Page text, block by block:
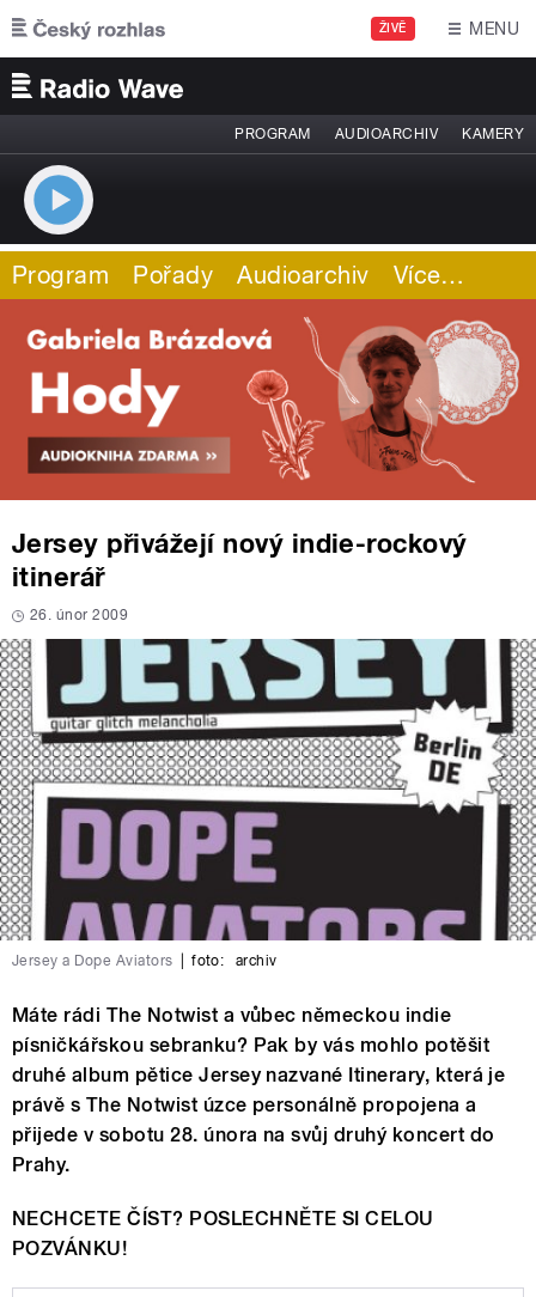
Přejít k hlavnímu obsahu
ŽIVĚ MENU
PROGRAM AUDIOARCHIV KAMERY
Program Pořady Audioarchiv Více…
Jersey přivážejí nový indie-rockový
itinerář
26. únor 2009
Jersey a Dope Aviators foto: archiv
Máte rádi The Notwist a vůbec německou indie
písničkářskou sebranku? Pak by vás mohlo potěšit
druhé album pětice Jersey nazvané Itinerary, která je
právě s The Notwist úzce personálně propojena a
přijede v sobotu 28. února na svůj druhý koncert do
Prahy.
NECHCETE ČÍST? POSLECHNĚTE SI CELOU
POZVÁNKU!